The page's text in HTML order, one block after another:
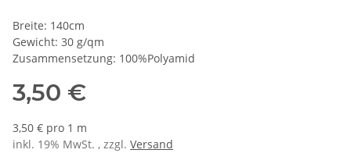
Breite: 140cm
Gewicht: 30 g/qm
Zusammensetzung: 100%Polyamid
3,50 €
3,50 € pro 1 m
inkl. 19% MwSt. , zzgl. Versand